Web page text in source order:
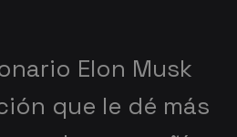
Elon Musk
que le dé más